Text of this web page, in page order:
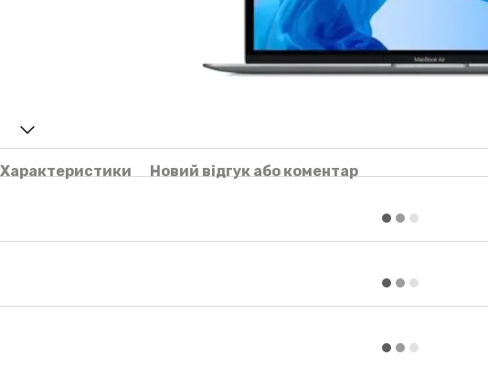
Характеристики Новий відгук або коментар